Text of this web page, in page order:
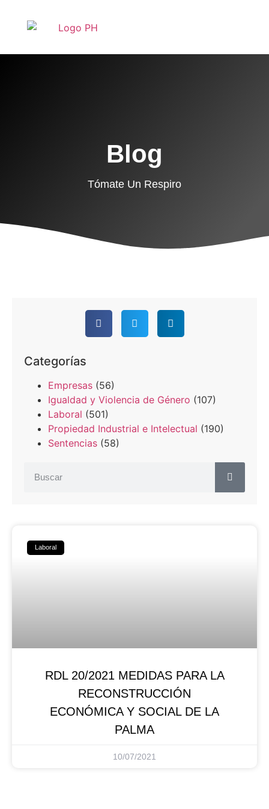
Blog
Tómate Un Respiro
Laboral
RDL 20/2021 MEDIDAS PARA LA
RECONSTRUCCIÓN
ECONÓMICA Y SOCIAL DE LA
PALMA
10/07/2021
Categorías
Empresas (56)
Igualdad y Violencia de Género (107)
Laboral (501)
Propiedad Industrial e Intelectual (190)
Sentencias (58)